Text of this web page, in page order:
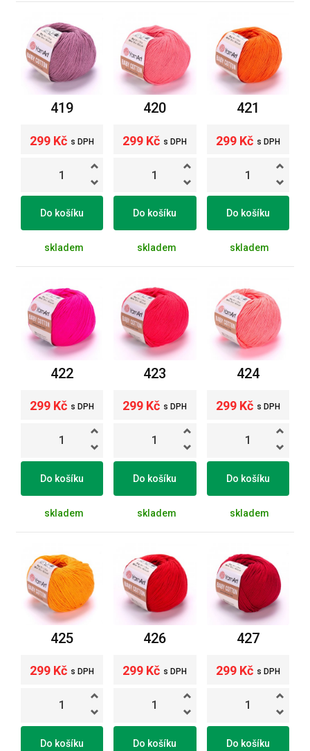
419
299 Kč s DPH
Do košíku
skladem
420
299 Kč s DPH
Do košíku
skladem
421
299 Kč s DPH
Do košíku
skladem
422
299 Kč s DPH
Do košíku
skladem
423
299 Kč s DPH
Do košíku
skladem
424
299 Kč s DPH
Do košíku
skladem
425
299 Kč s DPH
Do košíku
426
299 Kč s DPH
Do košíku
427
299 Kč s DPH
Do košíku